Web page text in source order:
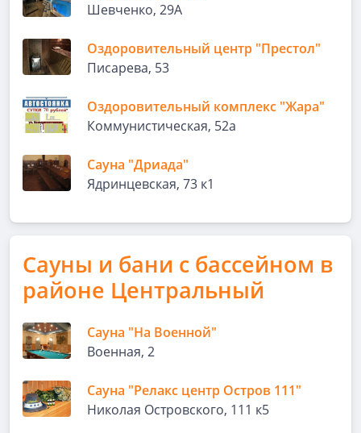
Шевченко, 29А
Оздоровительный центр "Престол"
Писарева, 53
Оздоровительный комплекс "Жара"
Коммунистическая, 52а
Сауна "Дриада"
Ядринцевская, 73 к1
Сауны и бани с бассейном в
районе Центральный
Сауна "На Военной"
Военная, 2
Сауна "Релакс центр Остров 111"
Николая Островского, 111 к5